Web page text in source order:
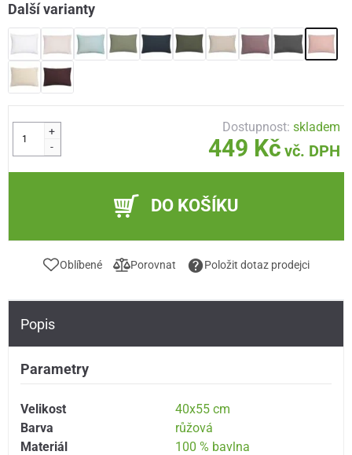
Další varianty
+
-
Dostupnost:skladem
449 Kč vč. DPH
DO KOŠÍKU
Oblíbené Porovnat Položit dotaz prodejci
Popis
Parametry
Velikost
40x55 cm
Barva
růžová
Materiál
100 % bavlna